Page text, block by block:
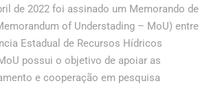
de 2022 foi assinado um Memorando de
of Understading – MoU) entre
Estadual de Recursos Hídricos
possui o objetivo de apoiar as
e cooperação em pesquisa